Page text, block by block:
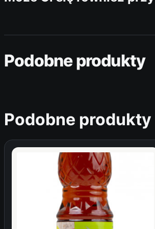
Podobne produkty
Podobne produkty